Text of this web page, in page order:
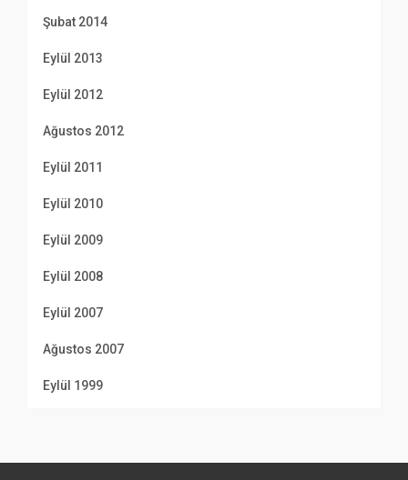
Şubat 2014
Eylül 2013
Eylül 2012
Ağustos 2012
Eylül 2011
Eylül 2010
Eylül 2009
Eylül 2008
Eylül 2007
Ağustos 2007
Eylül 1999